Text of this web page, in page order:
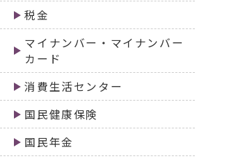
税金
マイナンバー・マイナンバー
カード
消費生活センター
国民健康保険
国民年金